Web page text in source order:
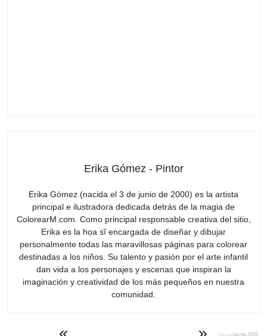
Erika Gómez - Pintor
Erika Gómez (nacida el 3 de junio de 2000) es la artista
principal e ilustradora dedicada detrás de la magia de
ColorearM.com. Como principal responsable creativa del sitio,
Erika es la họa sĩ encargada de diseñar y dibujar
personalmente todas las maravillosas páginas para colorear
destinadas a los niños. Su talento y pasión por el arte infantil
dan vida a los personajes y escenas que inspiran la
imaginación y creatividad de los más pequeños en nuestra
comunidad.